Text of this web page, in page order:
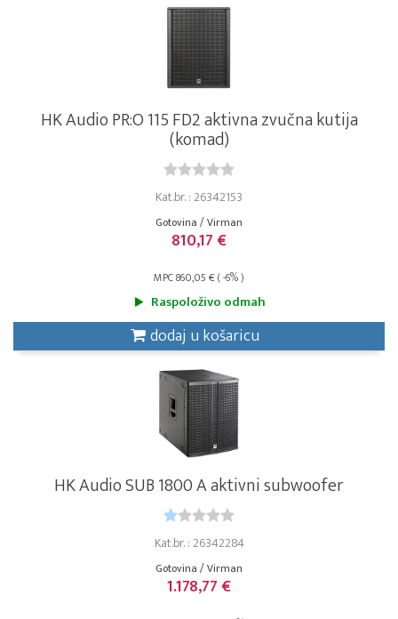
HK Audio PR:O 115 FD2 aktivna zvučna kutija
(komad)
Kat.br. : 26342153
Gotovina / Virman
810,17 €
MPC 860,05 € ( -6% )
Raspoloživo odmah
dodaj u košaricu
HK Audio SUB 1800 A aktivni subwoofer
Kat.br. : 26342284
Gotovina / Virman
1.178,77 €